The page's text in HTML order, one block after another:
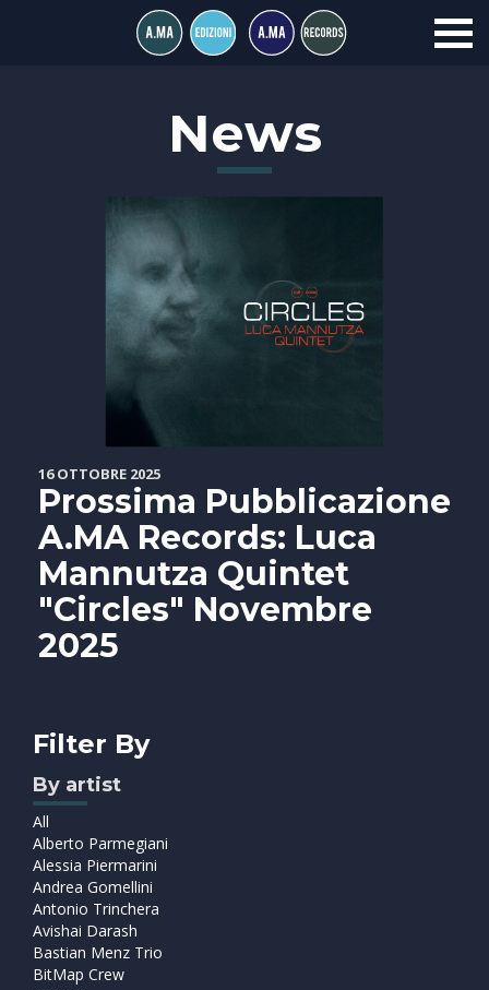
News
16 OTTOBRE 2025
Prossima Pubblicazione
A.MA Records: Luca
Mannutza Quintet
"Circles" Novembre
2025
Filter By
By artist
All
Alberto Parmegiani
Alessia Piermarini
Andrea Gomellini
Antonio Trinchera
Avishai Darash
Bastian Menz Trio
BitMap Crew